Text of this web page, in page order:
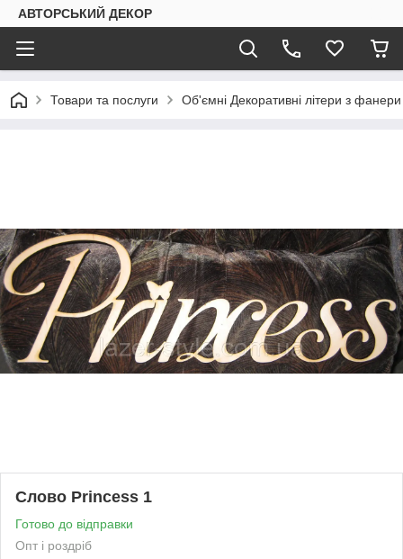
АВТОРСЬКИЙ ДЕКОР
Товари та послуги Об'ємні Декоративні літери з
Слово Princess 1
Готово до відправки
Опт і роздріб